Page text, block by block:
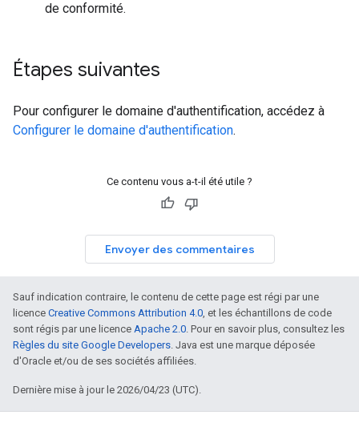
de conformité.
Étapes suivantes
Pour configurer le domaine d'authentification, accédez à
Configurer le domaine d'authentification.
Ce contenu vous a-t-il été utile ?
Envoyer des commentaires
Sauf indication contraire, le contenu de cette page est régi par une
licence Creative Commons Attribution 4.0, et les échantillons de code
sont régis par une licence Apache 2.0. Pour en savoir plus, consultez les
Règles du site Google Developers. Java est une marque déposée
d'Oracle et/ou de ses sociétés affiliées.
Dernière mise à jour le 2026/04/23 (UTC).